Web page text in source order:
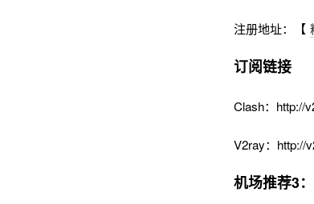
注册地址：【
订阅链接
Clash：http://
V2ray：http://
机场推荐3